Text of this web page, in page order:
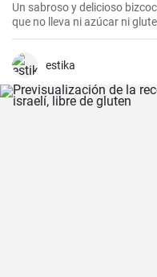
Un sabroso y delicioso
que no lleva ni azúcar ni
adaptar a muchas personas.
estika